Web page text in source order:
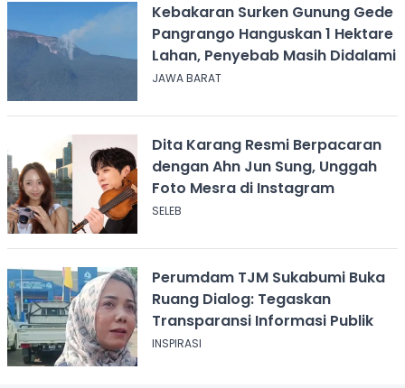
Kebakaran Surken Gunung Gede
Pangrango Hanguskan 1 Hektare
Lahan, Penyebab Masih Didalami
JAWA BARAT
Dita Karang Resmi Berpacaran
dengan Ahn Jun Sung, Unggah
Foto Mesra di Instagram
SELEB
Perumdam TJM Sukabumi Buka
Ruang Dialog: Tegaskan
Transparansi Informasi Publik
INSPIRASI